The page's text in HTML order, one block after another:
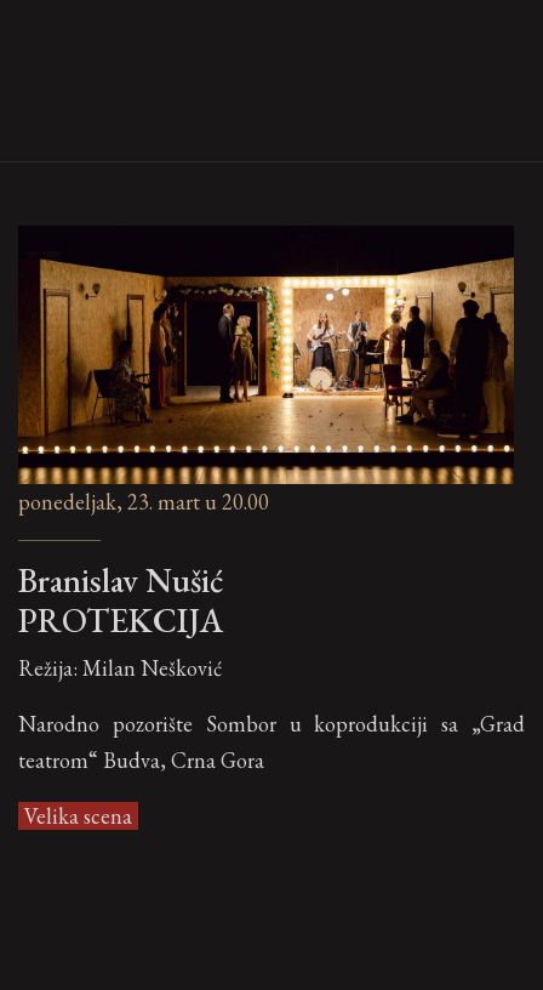
ponedeljak, 23. mart u 20.00
Branislav Nušić
PROTEKCIJA
Režija: Milan Nešković
Narodno pozorište Sombor u koprodukciji sa „Grad
teatrom“ Budva, Crna Gora
Velika scena